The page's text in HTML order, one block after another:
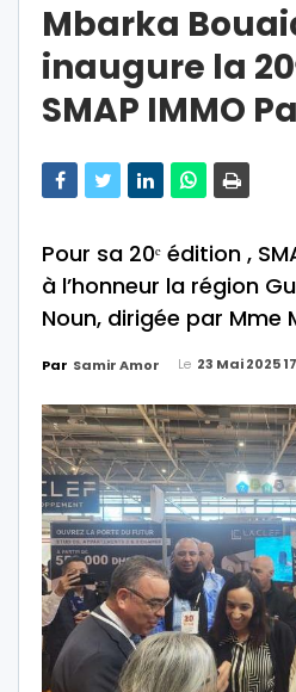
Mbarka
inaugure la
SMAP IMMO
Pour sa 20ᵉ édition ,
à l’honneur la région
Noun, dirigée par Mme
Par Samir Amor Le 23 Mai 2025